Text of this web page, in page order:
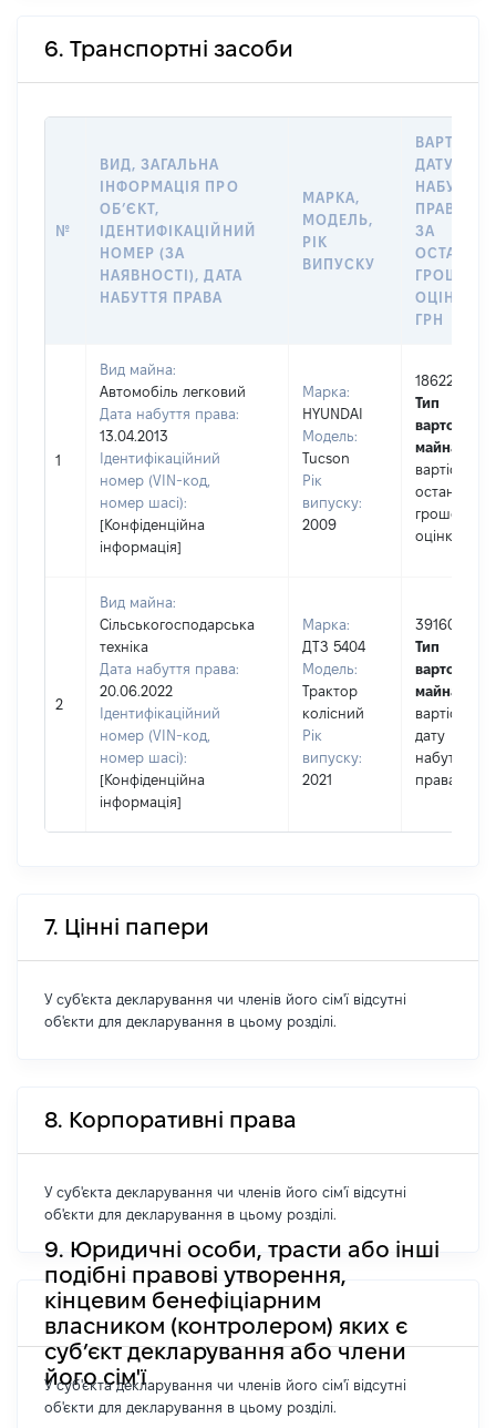
6. Транспортні засоби
№
ВИД, ЗАГАЛЬНА
ІНФОРМАЦІЯ ПРО
ОБʼЄКТ,
ІДЕНТИФІКАЦІЙНИЙ
НОМЕР (ЗА
НАЯВНОСТІ), ДАТА
НАБУТТЯ ПРАВА
МАРКА,
МОДЕЛЬ,
РІК
ВИПУСКУ
ВАРТІСТЬ
ДАТУ
НАБУТТЯ
ПРАВА
ЗА
ОЦІНКОЮ,
ГРН
1
Вид майна:
Автомобіль легковий
Дата набуття права:
13.04.2013
Ідентифікаційний
номер (VIN-код,
номер шасі):
[Конфіденційна
інформація]
Марка:
HYUNDAI
Модель:
Tucson
Рік
випуску:
2009
186220
Тип
вартості
майна:
вартість за
останньою
грошовою
оцінкою
2
Вид майна:
Сільськогосподарська
техніка
Дата набуття права:
20.06.2022
Ідентифікаційний
номер (VIN-код,
номер шасі):
[Конфіденційна
інформація]
Марка:
ДТЗ 5404
Модель:
Трактор
колісний
Рік
випуску:
2021
391600
Тип
вартості
майна:
вартість на
дату
набуття
права
7. Цінні папери
У суб'єкта декларування чи членів його сім'ї відсутні
об'єкти для декларування в цьому розділі.
8. Корпоративні права
У суб'єкта декларування чи членів його сім'ї відсутні
об'єкти для декларування в цьому розділі.
9. Юридичні особи, трасти або інші
подібні правові утворення,
кінцевим бенефіціарним
власником (контролером) яких є
суб’єкт декларування або члени
його сім'ї
У суб'єкта декларування чи членів його сім'ї відсутні
об'єкти для декларування в цьому розділі.